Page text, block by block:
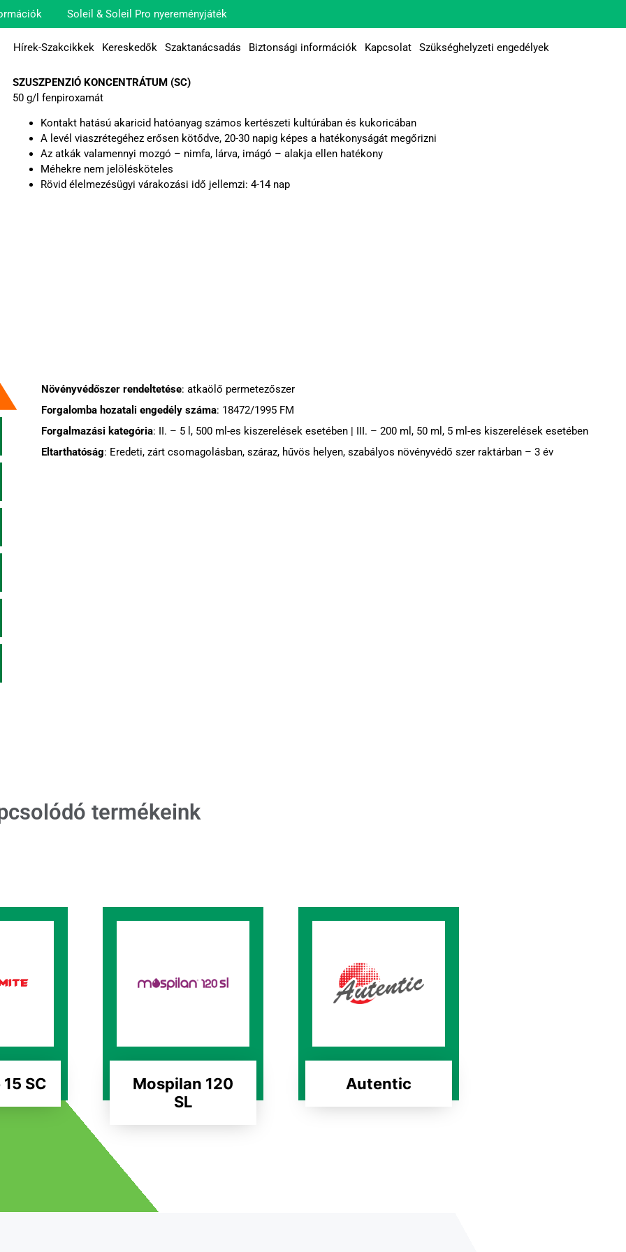
Soleil & Soleil Pro nyereményjáték
Hírek-Szakcikkek Kereskedők Szaktanácsadás Biztonsági információk Kapcsolat Szükséghelyzeti engedélyek
SZUSZPENZIÓ KONCENTRÁTUM (SC)
50 g/l fenpiroxamát
Kontakt hatású akaricid hatóanyag számos kertészeti kultúrában és kukoricában
A levél viaszrétegéhez erősen kötődve, 20-30 napig képes a hatékonyságát megőrizni
Az atkák valamennyi mozgó – nimfa, lárva, imágó – alakja ellen hatékony
Méhekre nem jelölésköteles
Rövid élelmezésügyi várakozási idő jellemzi: 4-14 nap
Növényvédőszer rendeltetése: atkaölő permetezőszer
Forgalomba hozatali engedély száma: 18472/1995 FM
Forgalmazási kategória: II. – 5 l, 500 ml-es kiszerelések esetében | III. – 200 ml, 50 ml, 5 ml-es kiszerelések esetében
Eltarthatóság: Eredeti, zárt csomagolásban, száraz, hűvös helyen, szabályos növényvédő szer raktárban – 3 év
termékeink
SC
Mospilan 120
SL
Autentic